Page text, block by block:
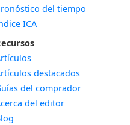
del tiempo
ICA
destacados
del comprador
del editor